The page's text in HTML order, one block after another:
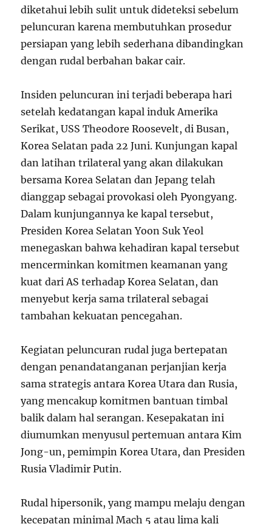
diketahui lebih sulit untuk dideteksi sebelum
peluncuran karena membutuhkan prosedur
persiapan yang lebih sederhana dibandingkan
dengan rudal berbahan bakar cair.
Insiden peluncuran ini terjadi beberapa hari
setelah kedatangan kapal induk Amerika
Serikat, USS Theodore Roosevelt, di Busan,
Korea Selatan pada 22 Juni. Kunjungan kapal
dan latihan trilateral yang akan dilakukan
bersama Korea Selatan dan Jepang telah
dianggap sebagai provokasi oleh Pyongyang.
Dalam kunjungannya ke kapal tersebut,
Presiden Korea Selatan Yoon Suk Yeol
menegaskan bahwa kehadiran kapal tersebut
mencerminkan komitmen keamanan yang
kuat dari AS terhadap Korea Selatan, dan
menyebut kerja sama trilateral sebagai
tambahan kekuatan pencegahan.
Kegiatan peluncuran rudal juga bertepatan
dengan penandatanganan perjanjian kerja
sama strategis antara Korea Utara dan Rusia,
yang mencakup komitmen bantuan timbal
balik dalam hal serangan. Kesepakatan ini
diumumkan menyusul pertemuan antara Kim
Jong-un, pemimpin Korea Utara, dan Presiden
Rusia Vladimir Putin.
Rudal hipersonik, yang mampu melaju dengan
kecepatan minimal Mach 5 atau lima kali